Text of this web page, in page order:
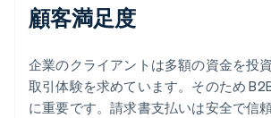
顧客満足度
企業のクライアントは多額の資金を投
取引体験を求めています。そのため
に重要です。請求書支払いは安全で信